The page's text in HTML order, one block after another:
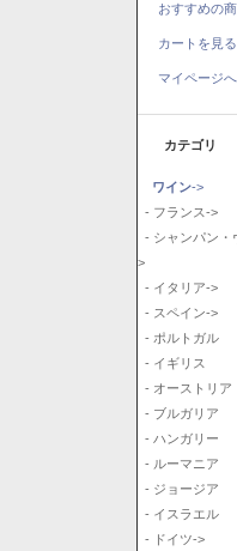
おすすめの
カートを見る
マイページへ
カテゴリ
ワイン->
- フランス->
- シャンパン・
>
- イタリア->
- スペイン->
- ポルトガル
- イギリス
- オーストリア
- ブルガリア
- ハンガリー
- ルーマニア
- ジョージア
- イスラエル
- ドイツ->